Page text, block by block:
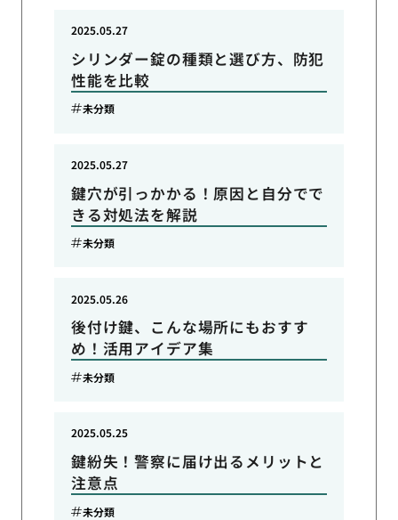
シリンダー錠の種類と選び方、防犯
性能を比較
2025.05.27
未分類
鍵穴が引っかかる！原因と自分でで
きる対処法を解説
2025.05.27
未分類
後付け鍵、こんな場所にもおすす
め！活用アイデア集
2025.05.26
未分類
鍵紛失！警察に届け出るメリットと
注意点
2025.05.25
未分類